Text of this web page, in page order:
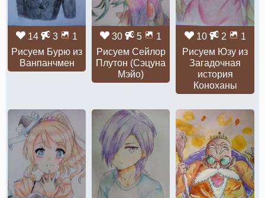
14 3
1
Рисуем Бурю из
Ванпанчмен
30 5
1
Рисуем Сейлор
Плутон (Сэцуна
Мэйо)
10 2
1
Рисуем Юзу из
Загадочная
история
Коноханы